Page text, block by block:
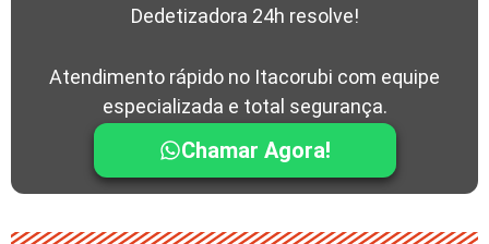
Dedetizadora 24h resolve!
Atendimento rápido no Itacorubi com equipe
especializada e total segurança.
Chamar Agora!